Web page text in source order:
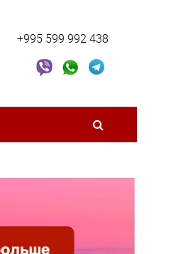
+995 599 992 438